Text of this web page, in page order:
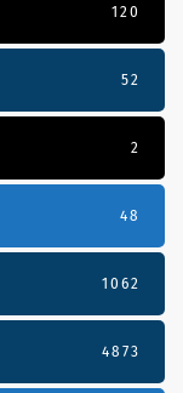
120
52
2
48
1062
4873